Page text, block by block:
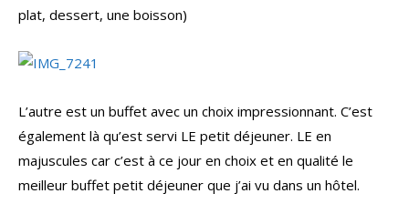
plat, dessert, une boisson)
L’autre est un buffet avec un choix impressionnant. C’est
également là qu’est servi LE petit déjeuner. LE en
majuscules car c’est à ce jour en choix et en qualité le
meilleur buffet petit déjeuner que j’ai vu dans un hôtel.